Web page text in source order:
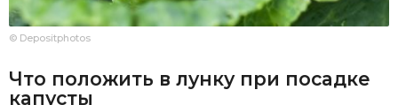
© Depositphotos
Что положить в лунку при посадке
капусты